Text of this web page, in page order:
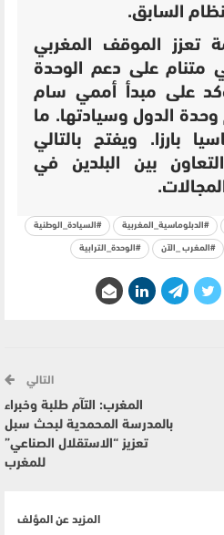
السابق.
تعزز الموقف المغربي
متنام على دعم الوحدة
على مبدأ أممي سام
وحدة الدول وسيادتها. ما
بارزا. ويفتح بالتالي
بين البلدين في
#الدبلوماسية_المغربية #السيادة_الوطنية
#المغرب _الآن #الوحدة_الترابية
التالي
المغرب: التآم طلبة وخبراء
بالمدرسة المحمدية لبحث سبل
تعزيز “الاستقلال الصناعي”
للمغرب
المزيد عن المؤلف